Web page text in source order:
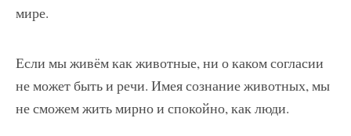
мире.
Если мы живём как животные, ни о каком согласии
не может быть и речи. Имея сознание животных, мы
не сможем жить мирно и спокойно, как люди.